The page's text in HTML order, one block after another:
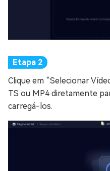
Clique em “Selecionar
TS ou MP4 diretamente
carregá-los.